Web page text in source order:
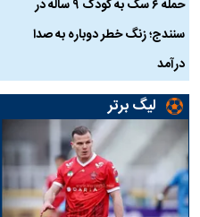
حمله ۶ سگ به کودک ۹ ساله در
سنندج؛ زنگ خطر دوباره به صدا
درآمد
لیگ برتر